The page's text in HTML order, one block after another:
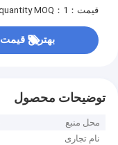
قیمت：based on quantity MOQ：1 مجموعه
بهترین قیمت
توضیحات محصول
محل منبع
نام تجاری